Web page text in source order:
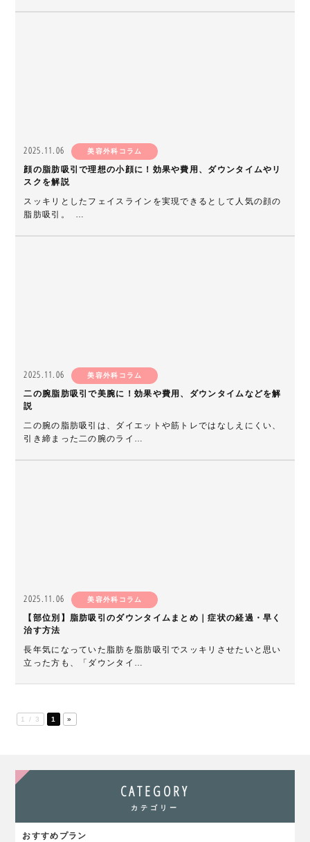
2025.11.06 美容外科コラム
顔の脂肪吸引で理想の小顔に！効果や費用、ダウンタイムやリ
スクを解説
スッキリとしたフェイスラインを実現できるとして人気の顔の
脂肪吸引。 …
2025.11.06 美容外科コラム
二の腕脂肪吸引で美腕に！効果や費用、ダウンタイムなどを解
説
二の腕の脂肪吸引は、ダイエットや筋トレではなしえにくい、
引き締まった二の腕のライ…
2025.11.06 美容外科コラム
【部位別】脂肪吸引のダウンタイムまとめ｜症状の経過・早く
治す方法
長年気になっていた脂肪を脂肪吸引でスッキリさせたいと思い
立った方も、「ダウンタイ…
1 / 3 1 »
CATEGORY
カテゴリー
おすすめプラン